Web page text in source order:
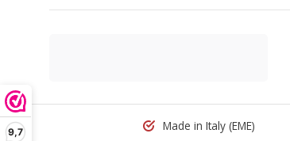
9,7 Made in Italy (EME)